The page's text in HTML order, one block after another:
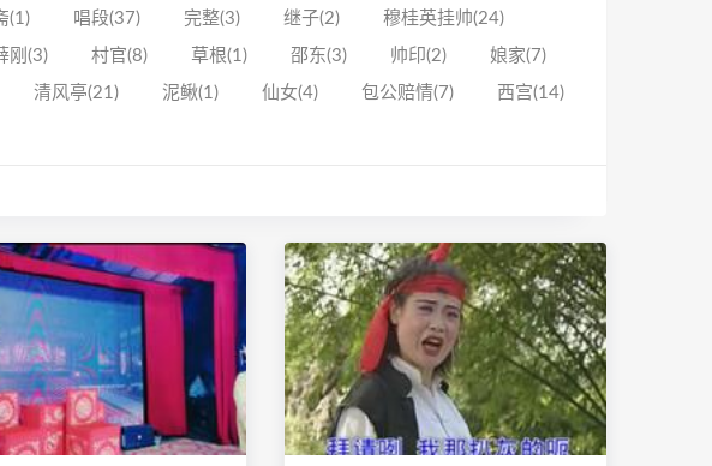
(1) 唱段(37) 完整(3) 继子(2) 穆桂英挂帅(24)
刚(3) 村官(8) 草根(1) 邵东(3) 帅印(2) 娘家(7)
清风亭(21) 泥鳅(1) 仙女(4) 包公赔情(7) 西宫(14)